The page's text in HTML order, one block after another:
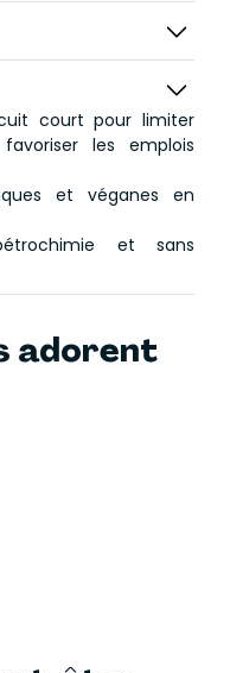
Savoie.
court pour limiter
les emplois
et véganes en
et sans
adorent